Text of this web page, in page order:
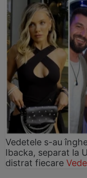
Vedetele s-au
Ibacka, separat la
distrat fiecare